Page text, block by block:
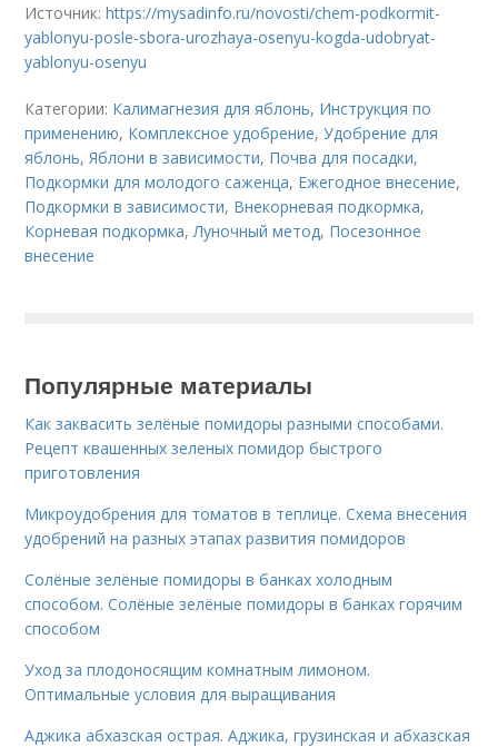
Источник:https://mysadinfo.ru/novosti/chem-podkormit-
yablonyu-posle-sbora-urozhaya-osenyu-kogda-udobryat-
yablonyu-osenyu
Категории: Калимагнезия для яблонь, Инструкция по
применению, Комплексное удобрение,Удобрение для
яблонь,Яблони в зависимости, Почва для посадки,
Подкормки для молодого саженца, Ежегодное внесение,
Подкормки в зависимости, Внекорневая подкормка,
Корневая подкормка,Луночный метод, Посезонное
внесение
Популярные материалы
Как заквасить зелёные помидоры разными способами.
Рецепт квашенных зеленых помидор быстрого
приготовления
Микроудобрения для томатов в теплице. Схема внесения
удобрений на разных этапах развития помидоров
Солёные зелёные помидоры в банках холодным
способом. Солёные зелёные помидоры в банках горячим
способом
Уход за плодоносящим комнатным лимоном.
Оптимальные условия для выращивания
Аджика абхазская острая. Аджика, грузинская и абхазская